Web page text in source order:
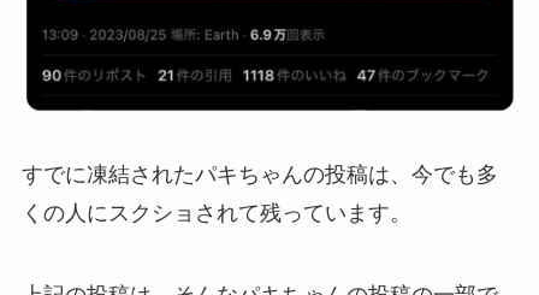
すでに凍結されたパキちゃんの投稿は、今でも多
くの人にスクショされて残っています。